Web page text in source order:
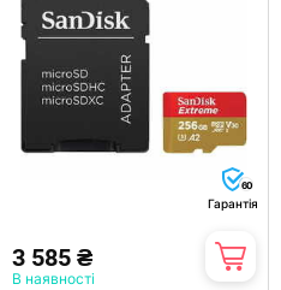
60
Гарантія
3 585 ₴
В наявності